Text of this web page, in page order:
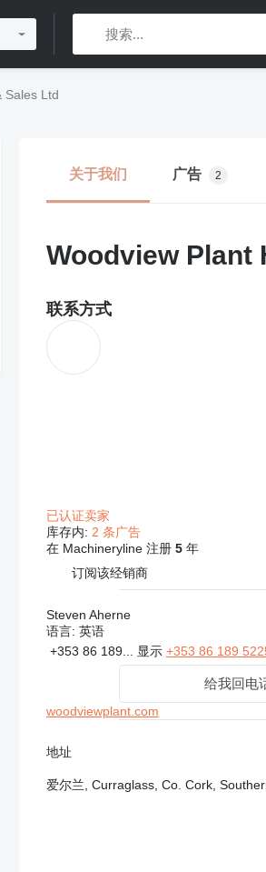
Sales Ltd
关于我们 广告 2
Woodview Plant
联系方式
已认证卖家
库存内: 2 条广告
在 Machineryline 注册 5年
订阅该经销商
Steven Aherne
语言: 英语
+353 86 189... 显示 +353 86 189
给我回电
woodviewplant.com
地址
爱尔兰, Curraglass, Co. Cork,